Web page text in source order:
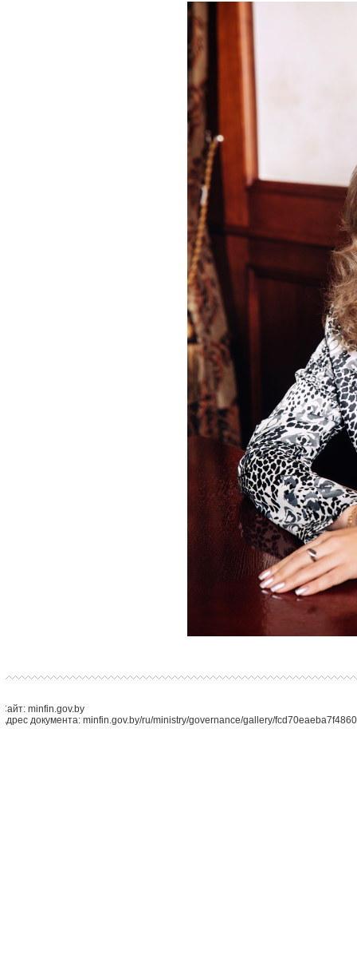
Сайт: minfin.gov.by
Адрес документа: minfin.gov.by/ru/ministry/governance/gallery/